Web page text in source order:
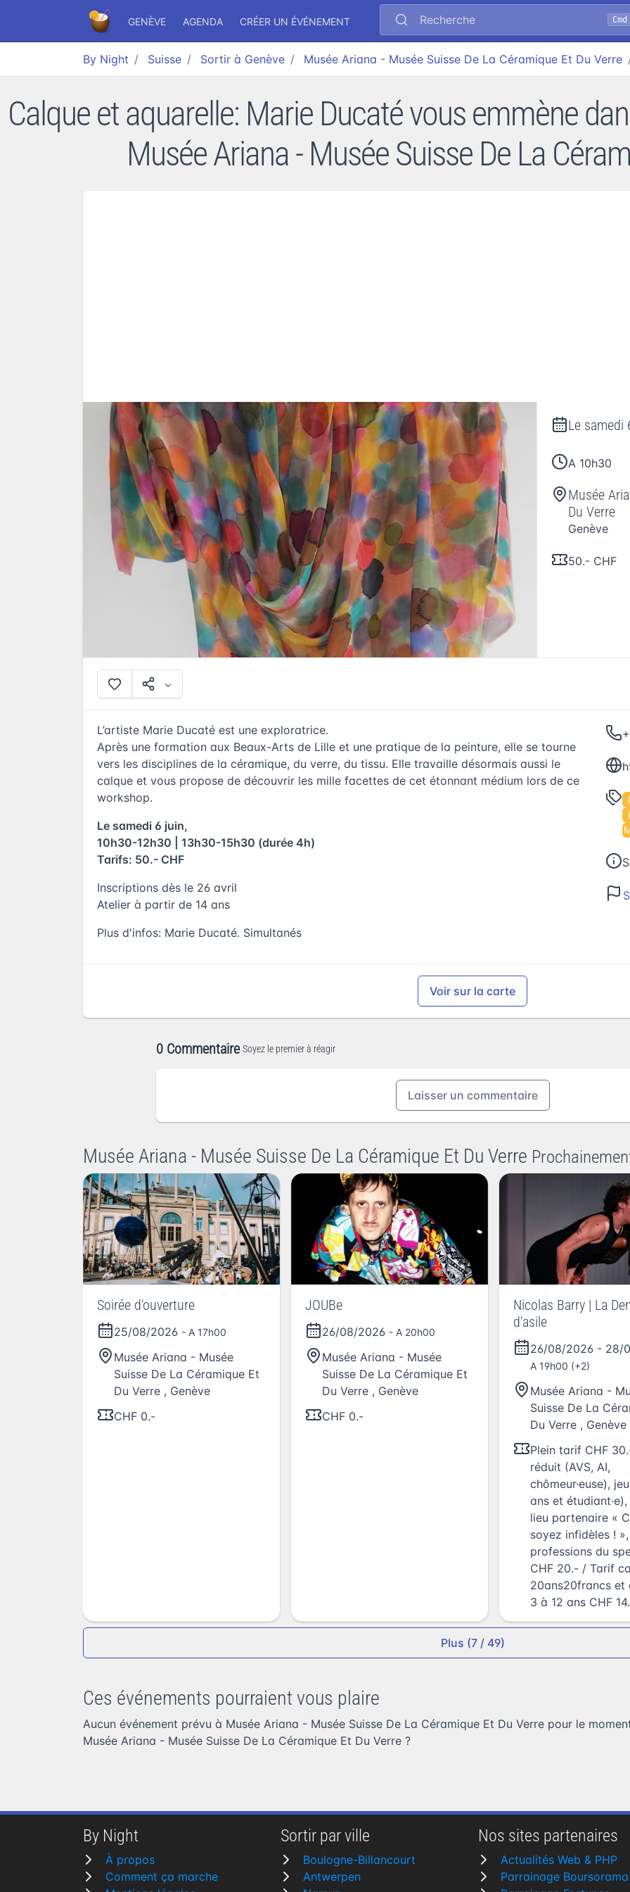
GENÈVE AGENDA CRÉER UN ÉVÉNEMENT Recherche
By Night Suisse Sortir à Genève Musée Ariana - Musée Suisse De La Céramique Et Du Verre
Calque et aquarelle: Marie Ducaté vous emmène
Musée Ariana - Musée Suisse De La
Le samedi
A 10h30
Musée
Du Verre
Genève
50.- CHF
L’artiste Marie Ducaté est une exploratrice.
Après une formation aux Beaux-Arts de Lille et une pratique de la peinture, elle se tourne
vers les disciplines de la céramique, du verre, du tissu. Elle travaille désormais aussi le
calque et vous propose de découvrir les mille facettes de cet étonnant médium lors de ce
workshop.
Le samedi 6 juin,
10h30-12h30 | 13h30-15h30 (durée 4h)
Tarifs: 50.- CHF
Inscriptions dès le 26 avril
Atelier à partir de 14 ans
Plus d'infos: Marie Ducaté. Simultanés
Événements à
Voir sur la carte
0 Commentaire Soyez le premier à réagir
Laisser un commentaire
Musée Ariana - Musée Suisse De La Céramique Et Du Verre
Soirée d'ouverture
25/08/2026 - A 17h00
Musée Ariana - Musée
Suisse De La Céramique Et
Du Verre , Genève
CHF 0.-
JOUBe
26/08/2026 - A 20h00
Musée Ariana - Musée
Suisse De La Céramique Et
Du Verre , Genève
CHF 0.-
Nicolas Barry | La
d'asile
26/08/2026 - 28/
A 19h00 (+2)
Musée Ariana -
Suisse De La
Du Verre , Genève
Plein tarif CHF
réduit (AVS, AI,
chômeur·euse),
ans et étudiant·e),
lieu partenaire «
soyez infidèles ! »,
professions du
CHF 20.- / Tarif
20ans20francs et
3 à 12 ans CHF
Plus (7 / 49)
Ces événements pourraient vous plaire
Aucun événement prévu à Musée Ariana - Musée Suisse De La Céramique Et Du Verre pour le
Musée Ariana - Musée Suisse De La Céramique Et Du Verre ?
By Night
À propos
Comment ça marche
Sortir par ville
Boulogne-Billancourt
Antwerpen
Nos sites partenaires
Actualités Web & PHP
Parrainage Boursorama